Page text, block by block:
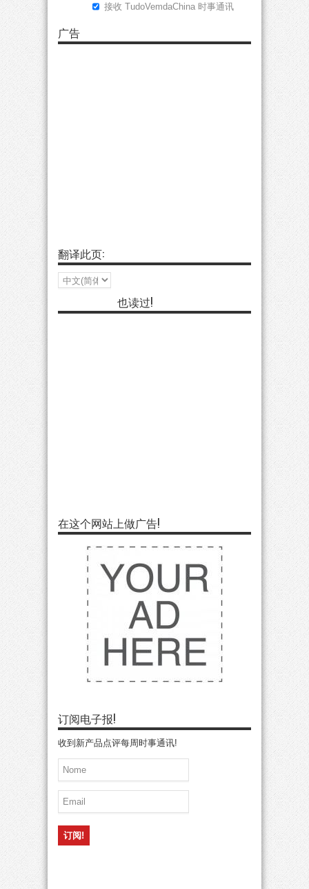
接收 TudoVemdaChina 时事通讯
广告
翻译此页:
也读过!
在这个网站上做广告!
订阅电子报!
收到新产品点评每周时事通讯!